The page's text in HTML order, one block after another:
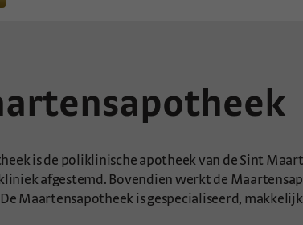
is de poliklinische apotheek van de Sint
afgestemd. Bovendien werkt de
Maartensapotheek is gespecialiseerd,